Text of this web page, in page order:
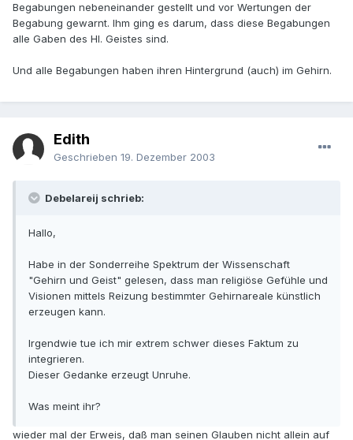
Begabungen nebeneinander gestellt und vor Wertungen der
Begabung gewarnt. Ihm ging es darum, dass diese Begabungen
alle Gaben des Hl. Geistes sind.
Und alle Begabungen haben ihren Hintergrund (auch) im Gehirn.
Edith
Geschrieben 19. Dezember 2003
Debelareij schrieb:
Hallo,
Habe in der Sonderreihe Spektrum der Wissenschaft
"Gehirn und Geist" gelesen, dass man religiöse Gefühle und
Visionen mittels Reizung bestimmter Gehirnareale künstlich
erzeugen kann.
Irgendwie tue ich mir extrem schwer dieses Faktum zu
integrieren.
Dieser Gedanke erzeugt Unruhe.
Was meint ihr?
wieder mal der Erweis, daß man seinen Glauben nicht allein auf